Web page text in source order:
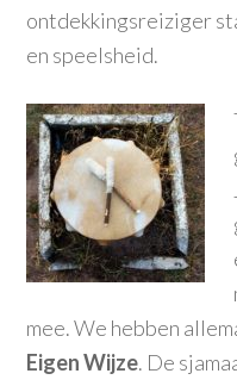
ontdekkingsreiziger
en speelsheid.
mee. We hebben
Eigen Wijze. De